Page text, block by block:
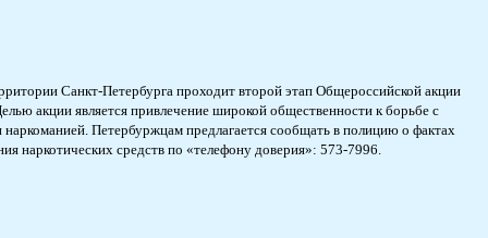
Санкт-Петербурга проходит второй этап Общероссийской акции
акции является привлечение широкой общественности к борьбе с
Петербуржцам предлагается сообщать в полицию о фактах
наркотических средств по «телефону доверия»: 573-7996.